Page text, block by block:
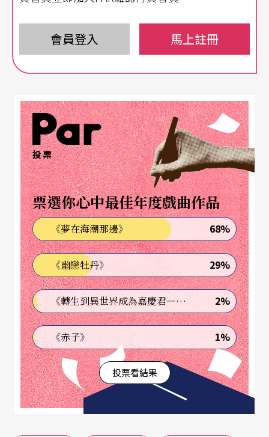
演唱家，她的阿姨瑪哈維．穆耿是卓越的東印度古
典舞者，出生在如此的藝術家庭，從五歲開始學習
東印度古典舞至今，已成為一位出色的印度古典舞
獨舞者。二○○八年阿露西．穆耿接受知名編舞家
碧娜．鮑許邀約到杜塞朵夫國際舞蹈節演出，碧
納． 鮑許的舞蹈編創方式開啟阿露西．穆耿從東印
度古典舞與當代藝術的連結，隨後無論是參與舞蹈
概念的影片創作Theruvil Varano或是Orfeo - Crossi
ng the Ganges將印度古典舞與西方希臘神話歌劇的
結合演出，都可以看出她的創新嘗試。這次《印X法
交鋒》打擊樂與印度古典舞的合作，我們從印度古
典舞的角度來看如何產生新的可能。
解放靈魂的舞蹈 尋回本土文化認同
印度古典舞的「產生」與廿世紀初印度反英國殖民
的背景有關，為了抵抗外權引發找回本土認同的各
種方式，藝術是其中一種途徑；這並不是說古典舞
因此而突兀地產生，而是為了找回印度的傳統，開
會員登入 馬上註冊
投票
票選你心中最佳年度戲曲作品
《夢在海潮那邊》 68%
《幽戀牡丹》 29%
《轉生到異世界成為嘉慶君—發現我的祖先是詐騙集團!?》 2%
《赤子》 1%
投票看結果